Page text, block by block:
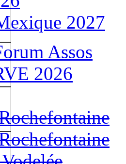
2027
Assos
2026